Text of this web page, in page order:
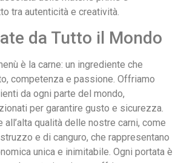
tra autenticità e creatività.
da Tutto il Mondo
è la carne: un ingrediente che
competenza e passione. Offriamo
da ogni parte del mondo,
per garantire gusto e sicurezza.
all’alta qualità delle nostre carni, come
e di canguro, che rappresentano
unica e inimitabile. Ogni portata è